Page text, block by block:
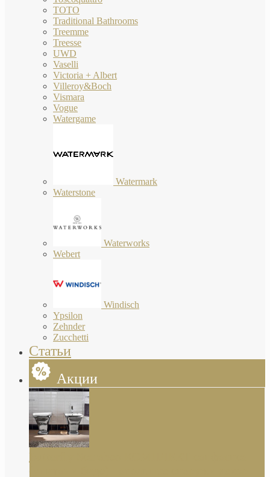
TOTO
Traditional Bathrooms
Treemme
Treesse
UWD
Vaselli
Victoria + Albert
Villeroy&Boch
Vismara
Vogue
Watergame
Watermark
Waterstone
Waterworks
Webert
Windisch
Ypsilon
Zehnder
Zucchetti
Статьи
Акции
Butterfly Scarabeo КОМПЛЕКТ санфаянса